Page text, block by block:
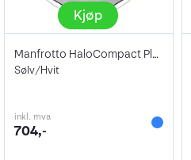
Kjøp
Manfrotto HaloCompact Plus Cover 98 cm
Sølv/Hvit
inkl. mva
704,-